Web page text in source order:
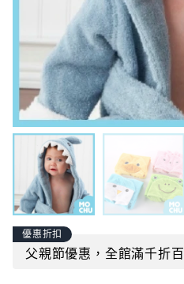
優惠折扣
父親節優惠，全館滿千折百